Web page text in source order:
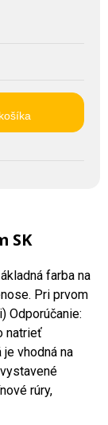
SK
farba na
Pri prvom
Odporúčanie:
natrieť
vhodná na
rúry,